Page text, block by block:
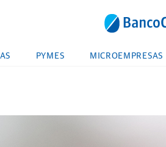
PYMES MICROEMPRESAS